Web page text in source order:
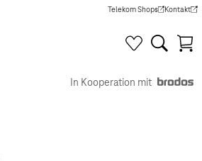
Telekom Shops
(Wird in einem neuen Tab
Kontakt
(Wird in
In Kooperation mit